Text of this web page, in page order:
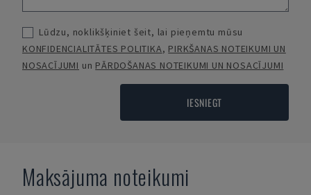
Lūdzu, noklikšķiniet šeit, lai pieņemtu mūsu
KONFIDENCIALITĀTES POLITIKA, PIRKŠANAS NOTEIKUMI UN
NOSACĪJUMI un PĀRDOŠANAS NOTEIKUMI UN NOSACĪJUMI
IESNIEGT
Maksājuma noteikumi